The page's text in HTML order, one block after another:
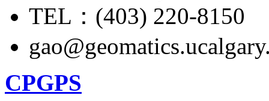
TEL：(403) 220-8150
CPGPS